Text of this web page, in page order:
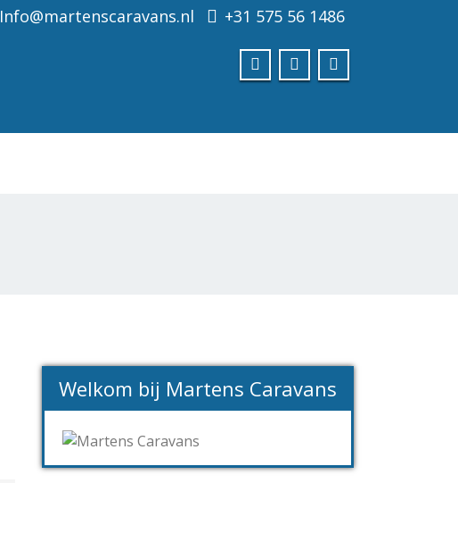
Info@martenscaravans.nl +31 575 56 1486
Welkom bij Martens Caravans